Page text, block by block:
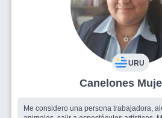
URU
Me considero una persona trabajadora,